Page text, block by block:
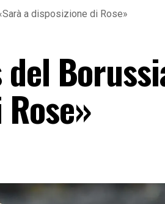
a disposizione di Rose»